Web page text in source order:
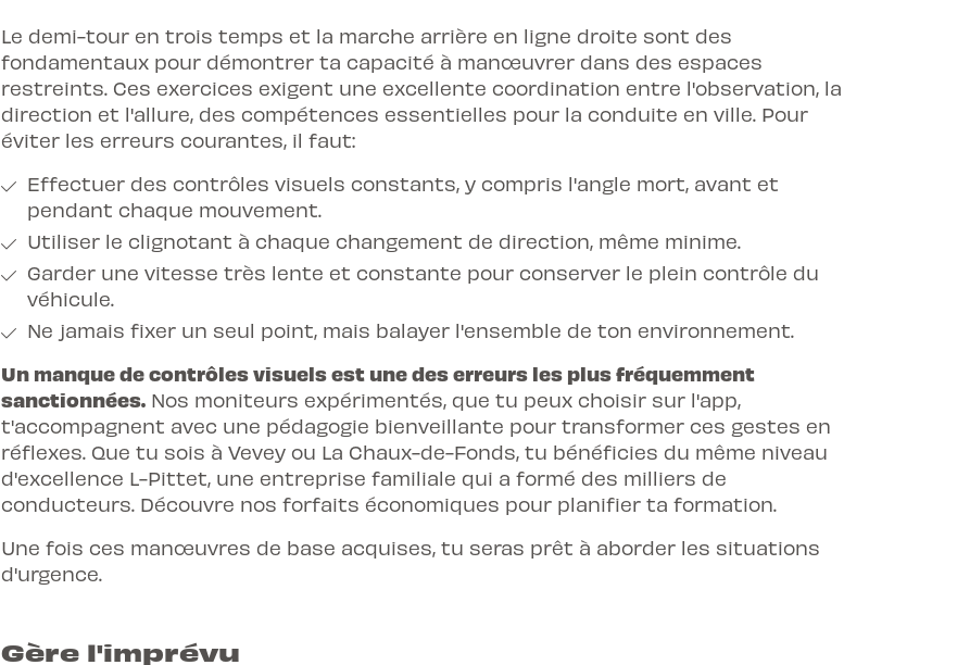
Le demi-tour en trois temps et la marche arrière en ligne droite sont des
fondamentaux pour démontrer ta capacité à manœuvrer dans des espaces
restreints. Ces exercices exigent une excellente coordination entre l'observation, la
direction et l'allure, des compétences essentielles pour la conduite en ville. Pour
éviter les erreurs courantes, il faut:
Effectuer des contrôles visuels constants, y compris l'angle mort, avant et
pendant chaque mouvement.
Utiliser le clignotant à chaque changement de direction, même minime.
Garder une vitesse très lente et constante pour conserver le plein contrôle du
véhicule.
Ne jamais fixer un seul point, mais balayer l'ensemble de ton environnement.
Un manque de contrôles visuels est une des erreurs les plus fréquemment
sanctionnées. Nos moniteurs expérimentés, que tu peux choisir sur l'app,
t'accompagnent avec une pédagogie bienveillante pour transformer ces gestes en
réflexes. Que tu sois à Vevey ou La Chaux-de-Fonds, tu bénéficies du même niveau
d'excellence L-Pittet, une entreprise familiale qui a formé des milliers de
conducteurs. Découvre nos forfaits économiques pour planifier ta formation.
Une fois ces manœuvres de base acquises, tu seras prêt à aborder les situations
d'urgence.
Gère l'imprévu